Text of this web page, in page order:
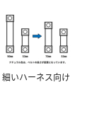
細いハーネス向け